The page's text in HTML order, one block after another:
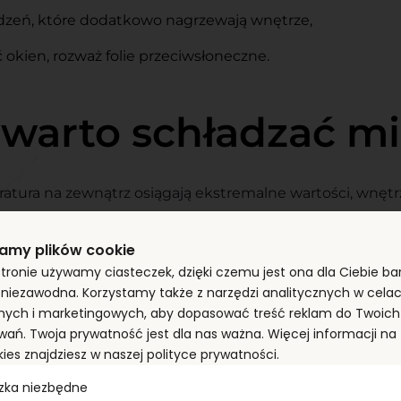
które dodatkowo nagrzewają wnętrze,
okien, rozważ folie przeciwsłoneczne.
schładzać
na zewnątrz osiągają ekstremalne wartości,
przegrzanych pomieszczeniach nie tylko powoduje
zdrowotnych, takich jak trudności z
w wysokich temperaturach może także
może być szczególnie niebezpieczna dla
krążenia. Upały wpływają również na jakość
może prowadzić do podrażnienia błon śluzowych i
plików cookie
używamy ciasteczek, dzięki czemu jest ona dla Ciebie
Korzystamy także z narzędzi analitycznych w
i marketingowych, aby dopasować treść reklam do
Twoja prywatność jest dla nas ważna. Więcej informacji
znajdziesz w naszej polityce prywatności.
niezbędne